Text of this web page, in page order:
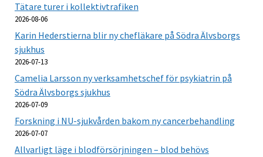
Tätare turer i kollektivtrafiken
2026-08-06
Karin Hederstierna blir ny chefläkare på Södra Älvsborgs
sjukhus
2026-07-13
Camelia Larsson ny verksamhetschef för psykiatrin på
Södra Älvsborgs sjukhus
2026-07-09
Forskning i NU-sjukvården bakom ny cancerbehandling
2026-07-07
Allvarligt läge i blodförsörjningen – blod behövs